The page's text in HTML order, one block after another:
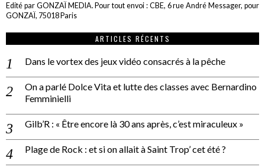
Edité par GONZAÏ MEDIA. Pour tout envoi : CBE, 6 rue André Messager, pour
GONZAÏ, 75018 Paris
ARTICLES RÉCENTS
Dans le vortex des jeux vidéo consacrés à la pêche
On a parlé Dolce Vita et lutte des classes avec Bernardino
Femminielli
Gilb’R : « Être encore là 30 ans après, c’est miraculeux »
Plage de Rock : et si on allait à Saint Trop’ cet été ?